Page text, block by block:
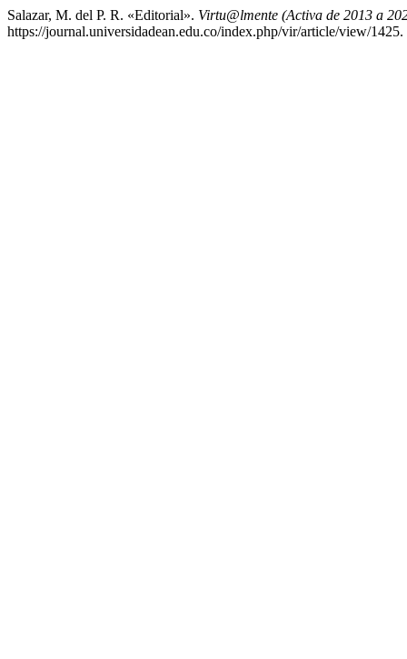
Salazar, M. del P. R. «Editorial». Virtu@lmente (Activa de 2013 a
https://journal.universidadean.edu.co/index.php/vir/article/view/1425.